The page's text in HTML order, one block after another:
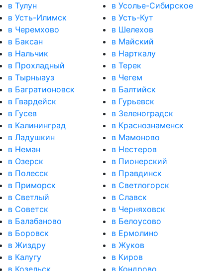
в Тулун
в Усолье-Сибирское
в Усть-Илимск
в Усть-Кут
в Черемхово
в Шелехов
в Баксан
в Майский
в Нальчик
в Нарткалу
в Прохладный
в Терек
в Тырныауз
в Чегем
в Багратионовск
в Балтийск
в Гвардейск
в Гурьевск
в Гусев
в Зеленоградск
в Калининград
в Краснознаменск
в Ладушкин
в Мамоново
в Неман
в Нестеров
в Озерск
в Пионерский
в Полесск
в Правдинск
в Приморск
в Светлогорск
в Светлый
в Славск
в Советск
в Черняховск
в Балабаново
в Белоусово
в Боровск
в Ермолино
в Жиздру
в Жуков
в Калугу
в Киров